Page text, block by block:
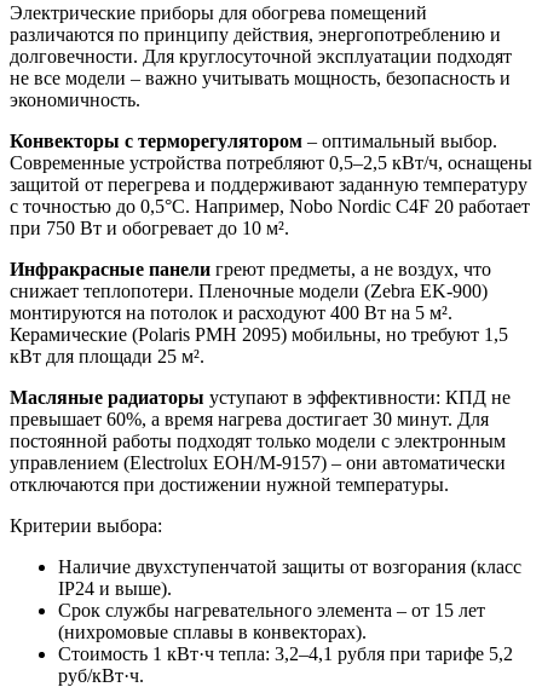
Электрические приборы для обогрева помещений
различаются по принципу действия, энергопотреблению и
долговечности. Для круглосуточной эксплуатации подходят
не все модели – важно учитывать мощность, безопасность и
экономичность.
Конвекторы с терморегулятором – оптимальный выбор.
Современные устройства потребляют 0,5–2,5 кВт/ч, оснащены
защитой от перегрева и поддерживают заданную температуру
с точностью до 0,5°C. Например, Nobo Nordic C4F 20 работает
при 750 Вт и обогревает до 10 м².
Инфракрасные панели греют предметы, а не воздух, что
снижает теплопотери. Пленочные модели (Zebra EK-900)
монтируются на потолок и расходуют 400 Вт на 5 м².
Керамические (Polaris PMH 2095) мобильны, но требуют 1,5
кВт для площади 25 м².
Масляные радиаторы уступают в эффективности: КПД не
превышает 60%, а время нагрева достигает 30 минут. Для
постоянной работы подходят только модели с электронным
управлением (Electrolux EOH/M-9157) – они автоматически
отключаются при достижении нужной температуры.
Критерии выбора:
Наличие двухступенчатой защиты от возгорания (класс
IP24 и выше).
Срок службы нагревательного элемента – от 15 лет
(нихромовые сплавы в конвекторах).
Стоимость 1 кВт·ч тепла: 3,2–4,1 рубля при тарифе 5,2
руб/кВт·ч.